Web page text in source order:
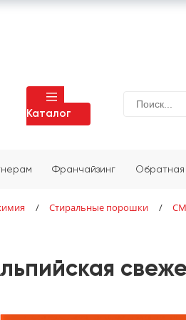
Каталог
Франчайзинг Обратная
/ Стиральные порошки /